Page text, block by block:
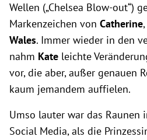
Wellen („Chelsea Blow-out“)
Markenzeichen von Catherine
Wales. Immer wieder in den
nahm Kate leichte
vor, die aber, außer genauen
kaum jemandem auffielen.
Umso lauter war das Raunen
Social Media, als die